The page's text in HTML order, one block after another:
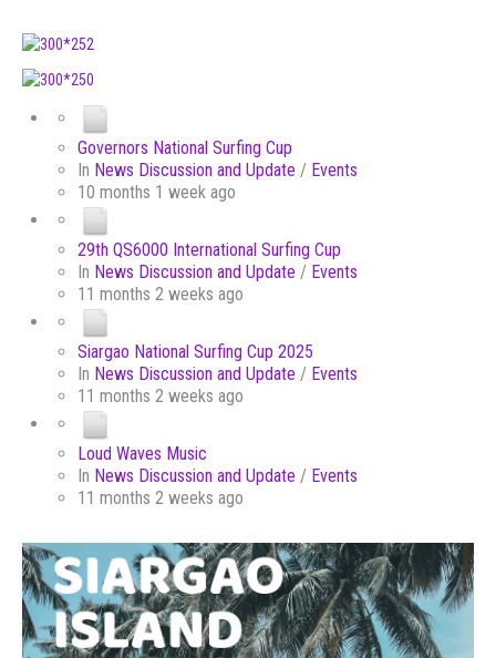
Governors National Surfing Cup
In News Discussion and Update / Events
10 months 1 week ago
29th QS6000 International Surfing Cup
In News Discussion and Update / Events
11 months 2 weeks ago
Siargao National Surfing Cup 2025
In News Discussion and Update / Events
11 months 2 weeks ago
Loud Waves Music
In News Discussion and Update / Events
11 months 2 weeks ago